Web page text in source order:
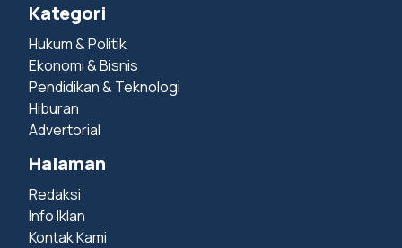
Kategori
Hukum & Politik
Ekonomi & Bisnis
Pendidikan & Teknologi
Hiburan
Advertorial
Halaman
Redaksi
Info Iklan
Kontak Kami